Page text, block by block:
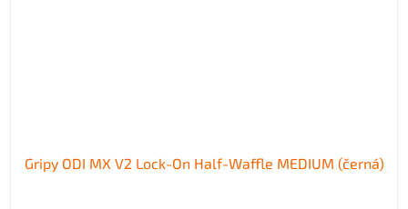
Gripy ODI MX V2 Lock-On Half-Waffle MEDIUM (černá)